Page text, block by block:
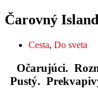
Čarovný Island
Cesta, Do sveta
Očarujúci.
Pustý.